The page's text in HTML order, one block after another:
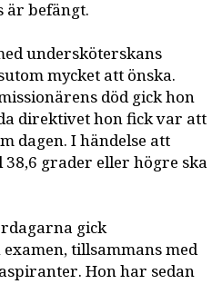
är befängt.
undersköterskans
mycket att önska.
död gick hon
direktivet hon fick var att
dagen. I händelse att
grader eller högre ska
gick
tillsammans med
Hon har sedan